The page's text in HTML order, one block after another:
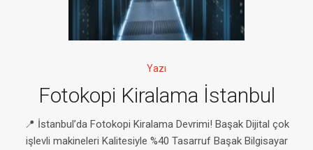
Yazı
Fotokopi Kiralama İstanbul
📍 İstanbul’da Fotokopi Kiralama Devrimi! Başak Dijital çok
işlevli makineleri Kalitesiyle %40 Tasarruf Başak Bilgisayar